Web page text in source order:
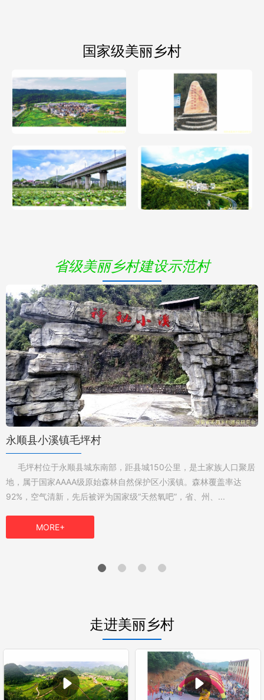
国家级美丽乡村
省级美丽乡村建设示范村
永顺县小溪镇毛坪村
毛坪村位于永顺县城东南部，距县城150公里，是土家族人口聚居
地，属于国家AAAA级原始森林自然保护区小溪镇。森林覆盖率达
92%，空气清新，先后被评为国家级“天然氧吧”，省、州、...
MORE+
走进美丽乡村